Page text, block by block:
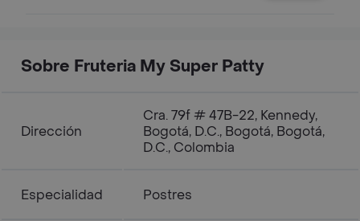
Sobre Fruteria My Super Patty
Dirección
Cra. 79f # 47B-22, Kennedy,
Bogotá, D.C., Bogotá, Bogotá,
D.C., Colombia
Especialidad Postres